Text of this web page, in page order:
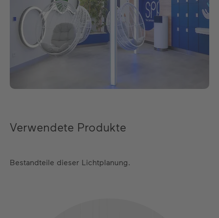
Verwendete Produkte
Bestandteile dieser Lichtplanung.